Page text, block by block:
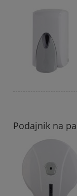
Podajnik na